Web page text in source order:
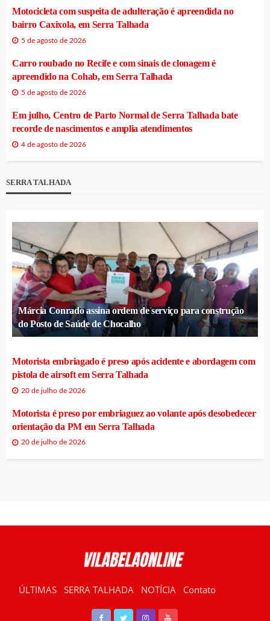
Motocicleta com suspeita de adulteração é apreendida no
bairro Caxixola, em Serra Talhada
5 de agosto de 2026
Carro roubado no Recife e com sinais de clonagem é
apreendido na Cohab, em Serra Talhada
5 de agosto de 2026
Em julho, Centro de Parto Normal de Serra Talhada bate
recorde de nascimentos e amplia atendimentos
4 de agosto de 2026
SERRA TALHADA
Márcia Conrado assina ordem de serviço para construção
do Posto de Saúde de Chocalho
Motorista embriagado é preso após acidente e abordagem com
pistola de airsoft em Serra Talhada
20 de julho de 2026
Motorista é preso por embriaguez ao volante após desobedecer
orientação da PM em Serra Talhada
20 de julho de 2026
ÚLTIMAS SERRA TALHADA NOTÍCIA Contato